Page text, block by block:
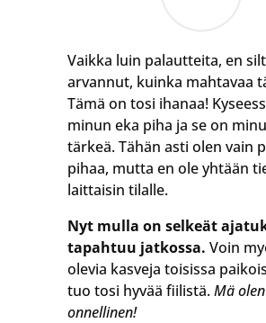
Vaikka luin palautteita, en
arvannut, kuinka mahtavaa
Tämä on tosi ihanaa!
minun eka piha ja se on
tärkeä. Tähän asti olen vain
pihaa, mutta en ole yhtään
laittaisin tilalle.
Nyt mulla on selkeät
tapahtuu jatkossa. Voin
olevia kasveja toisissa
tuo tosi hyvää fiilistä.Mä
onnellinen!